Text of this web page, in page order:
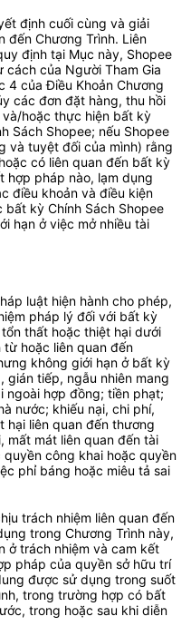
đến Chương Trình. Liên
định tại Mục này, Shopee
của Người Tham Gia
4 của Điều Khoản Chương
các đơn đặt hàng, thu hồi
hoặc thực hiện bất kỳ
Sách Shopee; nếu Shopee
và tuyệt đối của mình) rằng
có liên quan đến bất kỳ
hợp pháp nào, lạm dụng
điều khoản và điều kiện
bất kỳ Chính Sách Shopee
hạn ở việc mở nhiều tài
pháp lý đối với bất kỳ
thất hoặc thiệt hại dưới
hoặc liên quan đến
không giới hạn ở bất kỳ
tiếp, ngẫu nhiên mang
hợp đồng; tiền phạt;
nước; khiếu nại, chi phí,
hại liên quan đến thương
mất mát liên quan đến tài
công khai hoặc quyền
phỉ báng hoặc miêu tả sai
trong Chương Trình này,
ở trách nhiệm và cam kết
pháp của quyền sở hữu trí
được sử dụng trong suốt
trong trường hợp có bất
trong hoặc sau khi diễn